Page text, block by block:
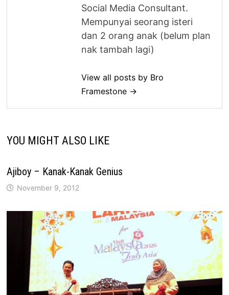
Social Media Consultant.
Mempunyai seorang isteri
dan 2 orang anak (belum plan
nak tambah lagi)
View all posts by Bro
Framestone →
YOU MIGHT ALSO LIKE
Ajiboy – Kanak-Kanak Genius
November 9, 2012